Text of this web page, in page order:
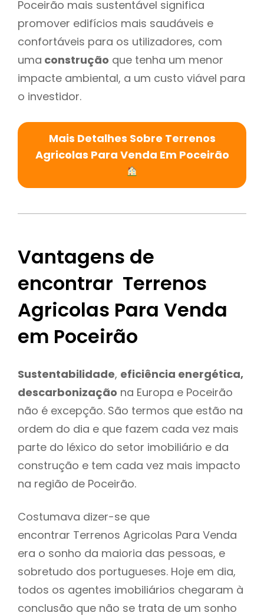
Poceirão mais sustentável significa
promover edifícios mais saudáveis e
confortáveis para os utilizadores, com
uma construção que tenha um menor
impacte ambiental, a um custo viável para
o investidor.
Mais Detalhes Sobre Terrenos
Agricolas Para Venda Em Poceirão
Vantagens de
encontrar Terrenos
Agricolas Para Venda
em Poceirão
Sustentabilidade, eficiência energética,
descarbonização na Europa e Poceirão
não é excepção. São termos que estão na
ordem do dia e que fazem cada vez mais
parte do léxico do setor imobiliário e da
construção e tem cada vez mais impacto
na região de Poceirão.
Costumava dizer-se que
encontrar Terrenos Agricolas Para Venda
era o sonho da maioria das pessoas, e
sobretudo dos portugueses. Hoje em dia,
todos os agentes imobiliários chegaram à
conclusão que não se trata de um sonho